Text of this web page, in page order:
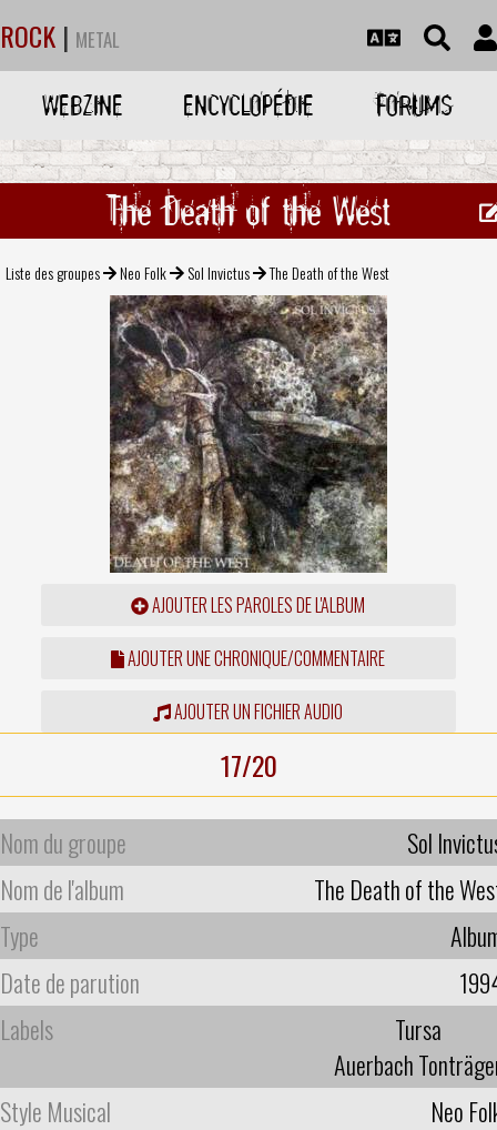
ROCK | METAL
WEBZINE ENCYCLOPÉDIE FORUMS
The Death of the West
Liste des groupes Neo Folk Sol Invictus The Death of the West
AJOUTER LES PAROLES DE L'ALBUM
AJOUTER UNE CHRONIQUE/COMMENTAIRE
AJOUTER UN FICHIER AUDIO
17/20
Nom du groupe
Sol
Nom de l'album
The Death of the
Type
Date de parution
Labels
Tursa
Auerbach
Style Musical
Neo